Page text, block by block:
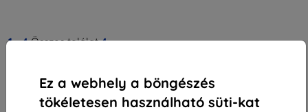
Ez a webhely a böngészés
tökéletesen használható süti-kat
1-4Összes találat4.